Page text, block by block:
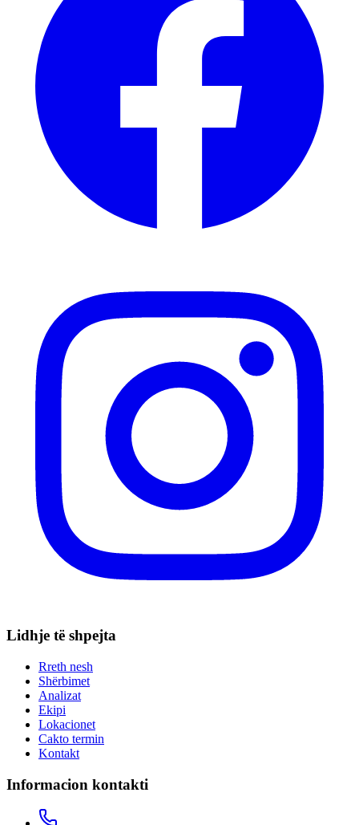
Lidhje të shpejta
Rreth nesh
Shërbimet
Analizat
Ekipi
Lokacionet
Cakto termin
Kontakt
Informacion kontakti